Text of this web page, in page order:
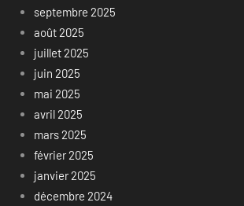
septembre 2025
août 2025
juillet 2025
juin 2025
mai 2025
avril 2025
mars 2025
février 2025
janvier 2025
décembre 2024